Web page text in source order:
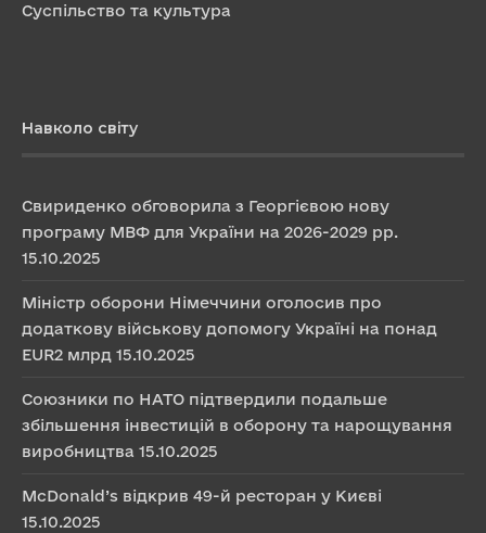
Суспільство та культура
Навколо світу
Свириденко обговорила з Георгієвою нову
програму МВФ для України на 2026-2029 рр.
15.10.2025
Міністр оборони Німеччини оголосив про
додаткову військову допомогу Україні на понад
EUR2 млрд 15.10.2025
Союзники по НАТО підтвердили подальше
збільшення інвестицій в оборону та нарощування
виробництва 15.10.2025
McDonald’s відкрив 49-й ресторан у Києві
15.10.2025